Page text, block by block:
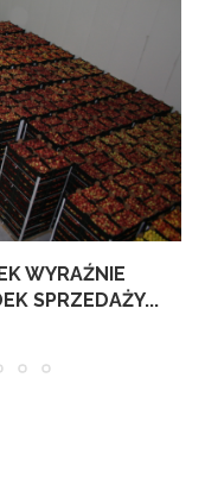
WYRAŹNIE
SPRZEDAŻY...